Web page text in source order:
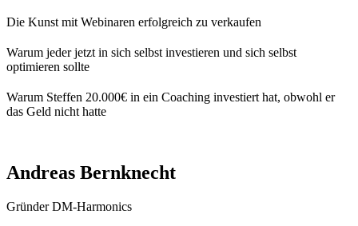
Die Kunst mit Webinaren erfolgreich zu verkaufen
Warum jeder jetzt in sich selbst investieren und sich selbst
optimieren sollte
Warum Steffen 20.000€ in ein Coaching investiert hat, obwohl er
das Geld nicht hatte
Andreas Bernknecht
Gründer DM-Harmonics